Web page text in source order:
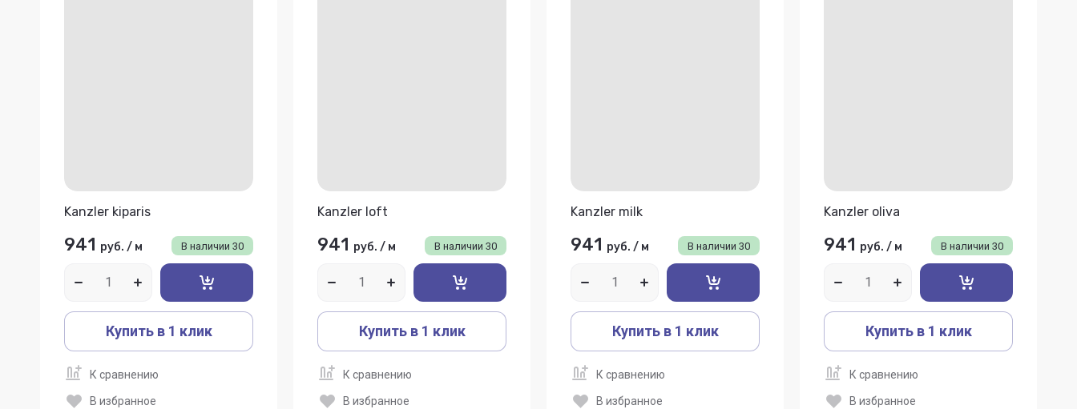
Kanzler kiparis
В наличии 30
941 руб. / м
Купить в 1 клик
К сравнению
В избранное
Kanzler loft
В наличии 30
941 руб. / м
Купить в 1 клик
К сравнению
В избранное
Kanzler milk
В наличии 30
941 руб. / м
Купить в 1 клик
К сравнению
В избранное
Kanzler oliva
В наличии 30
941 руб. / м
Купить в 1 клик
К сравнению
В избранное